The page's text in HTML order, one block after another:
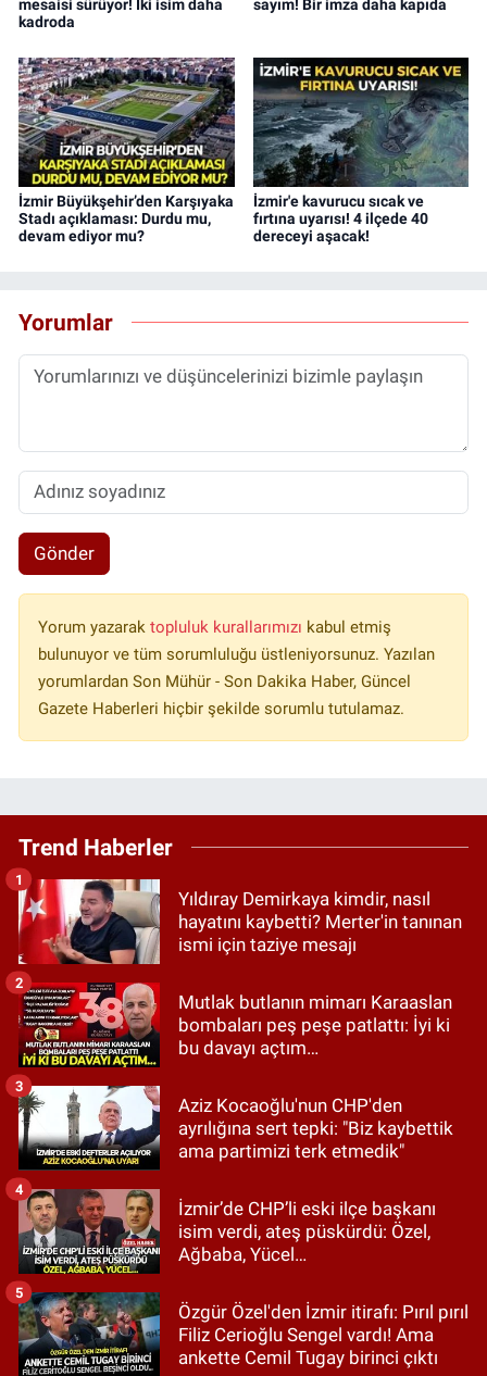
mesaisi sürüyor! İki isim daha
kadroda
sayım! Bir imza daha kapıda
İzmir Büyükşehir’den Karşıyaka
Stadı açıklaması: Durdu mu,
devam ediyor mu?
İzmir'e kavurucu sıcak ve
fırtına uyarısı! 4 ilçede 40
dereceyi aşacak!
Yorumlar
Gönder
Yorum yazarak topluluk kurallarımızı kabul etmiş
bulunuyor ve tüm sorumluluğu üstleniyorsunuz. Yazılan
yorumlardan Son Mühür - Son Dakika Haber, Güncel
Gazete Haberleri hiçbir şekilde sorumlu tutulamaz.
Trend Haberler
Yıldıray Demirkaya kimdir, nasıl
hayatını kaybetti? Merter'in tanınan
ismi için taziye mesajı
1
Mutlak butlanın mimarı Karaaslan
bombaları peş peşe patlattı: İyi ki
bu davayı açtım…
2
Aziz Kocaoğlu'nun CHP'den
ayrılığına sert tepki: "Biz kaybettik
ama partimizi terk etmedik"
3
İzmir’de CHP’li eski ilçe başkanı
isim verdi, ateş püskürdü: Özel,
Ağbaba, Yücel…
4
Özgür Özel'den İzmir itirafı: Pırıl pırıl
Filiz Cerioğlu Sengel vardı! Ama
ankette Cemil Tugay birinci çıktı
5